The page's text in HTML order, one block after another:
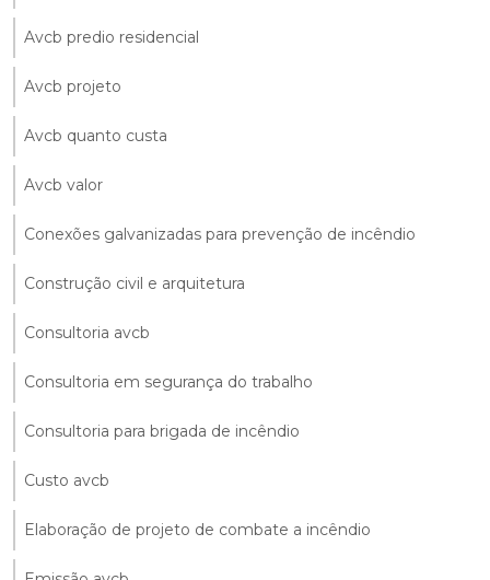
Avcb predio residencial
Avcb projeto
Avcb quanto custa
Avcb valor
Conexões galvanizadas para prevenção de incêndio
Construção civil e arquitetura
Consultoria avcb
Consultoria em segurança do trabalho
Consultoria para brigada de incêndio
Custo avcb
Elaboração de projeto de combate a incêndio